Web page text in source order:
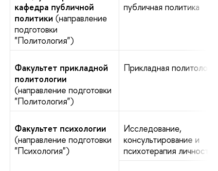
кафедра публичной
политики (направление
подготовки
"Политология")
публичная политика
Факультет прикладной
политологии
(направление подготовки
"Политология")
Прикладная
Факультет психологии
(направление подготовки
"Психология")
Исследование,
консультирование и
психотерапия личности